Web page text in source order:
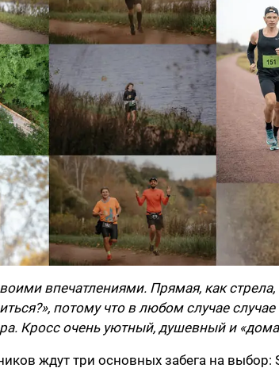
впечатлениями. Прямая, как
потому что в любом случае
Кросс очень уютный, душевный и
ждут три основных забега на выбор: